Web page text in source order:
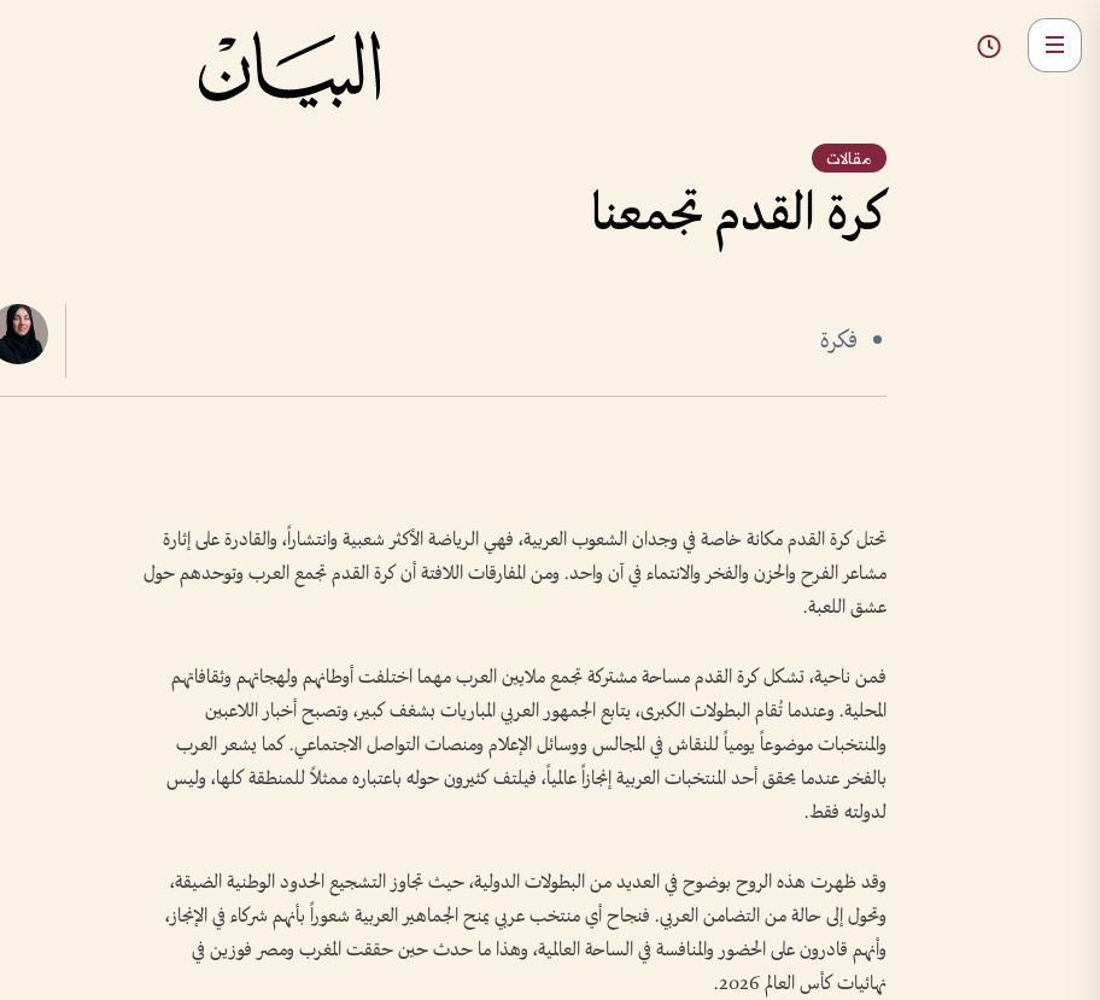
مقالات
كرة القدم تجمعنا
فكرة
تحتل كرة القدم مكانة خاصة في وجدان الشعوب العربية، فهي الرياضة الأكثر شعبية وانتشاراً، والقادرة على إثارة
مشاعر الفرح والحزن والفخر والانتماء في آن واحد. ومن المفارقات اللافتة أن كرة القدم تجمع العرب وتوحدهم حول
عشق اللعبة.
فمن ناحية، تشكل كرة القدم مساحة مشتركة تجمع ملايين العرب مهما اختلفت أوطانهم ولهجاتهم وثقافاتهم
المحلية. وعندما تُقام البطولات الكبرى، يتابع الجمهور العربي المباريات بشغف كبير، وتصبح أخبار اللاعبين
والمنتخبات موضوعاً يومياً للنقاش في المجالس ووسائل الإعلام ومنصات التواصل الاجتماعي. كما يشعر العرب
بالفخر عندما يحقق أحد المنتخبات العربية إنجازاً عالمياً، فيلتف كثيرون حوله باعتباره ممثلاً للمنطقة كلها، وليس
لدولته فقط.
وقد ظهرت هذه الروح بوضوح في العديد من البطولات الدولية، حيث تجاوز التشجيع الحدود الوطنية الضيقة،
وتحول إلى حالة من التضامن العربي. فنجاح أي منتخب عربي يمنح الجماهير العربية شعوراً بأنهم شركاء في الإنجاز،
وأنهم قادرون على الحضور والمنافسة في الساحة العالمية، وهذا ما حدث حين حققت المغرب ومصر فوزين في
نهائيات كأس العالم 2026.